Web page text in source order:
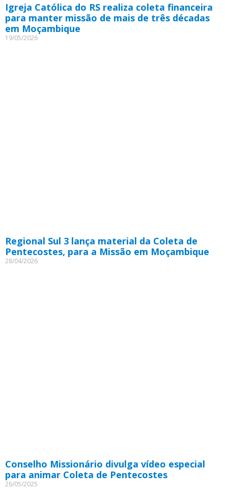
Igreja Católica do RS realiza coleta financeira
para manter missão de mais de três décadas
em Moçambique
19/05/2026
Regional Sul 3 lança material da Coleta de
Pentecostes, para a Missão em Moçambique
28/04/2026
Conselho Missionário divulga vídeo especial
para animar Coleta de Pentecostes
26/05/2025